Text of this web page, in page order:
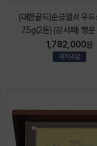
골드)순금열쇠 우드상패(중)
돈) (감사패) 행운 금열쇠
황금열쇠
1,782,000원